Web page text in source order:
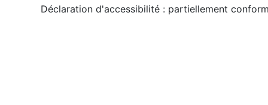
Déclaration d'accessibilité : partiellement